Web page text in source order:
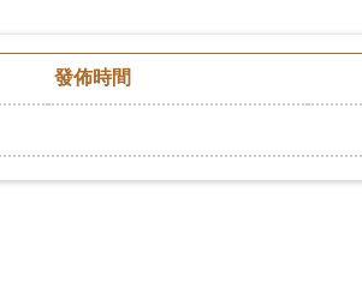
發佈時間